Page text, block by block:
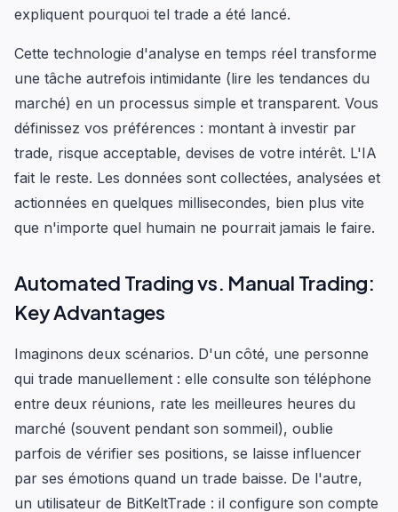
expliquent pourquoi tel trade a été lancé.
Cette technologie d'analyse en temps réel transforme
une tâche autrefois intimidante (lire les tendances du
marché) en un processus simple et transparent. Vous
définissez vos préférences : montant à investir par
trade, risque acceptable, devises de votre intérêt. L'IA
fait le reste. Les données sont collectées, analysées et
actionnées en quelques millisecondes, bien plus vite
que n'importe quel humain ne pourrait jamais le faire.
Automated Trading vs. Manual Trading:
Key Advantages
Imaginons deux scénarios. D'un côté, une personne
qui trade manuellement : elle consulte son téléphone
entre deux réunions, rate les meilleures heures du
marché (souvent pendant son sommeil), oublie
parfois de vérifier ses positions, se laisse influencer
par ses émotions quand un trade baisse. De l'autre,
un utilisateur de BitKeltTrade : il configure son compte